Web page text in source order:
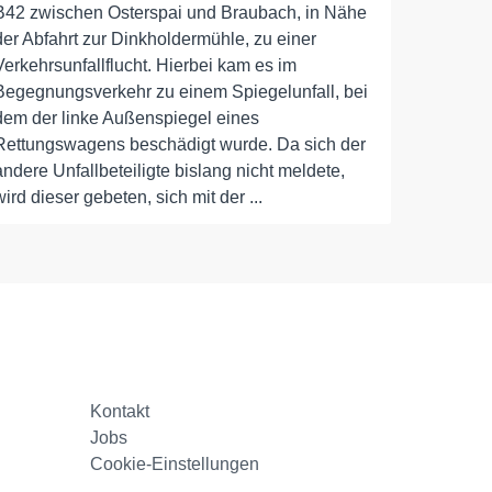
zwischen Osterspai und Braubach, in Nähe
Abfahrt zur Dinkholdermühle, zu einer
Hierbei kam es im
zu einem Spiegelunfall, bei
der linke Außenspiegel eines
beschädigt wurde. Da sich der
Unfallbeteiligte bislang nicht meldete,
dieser gebeten, sich mit der ...
Kontakt
Jobs
Cookie-Einstellungen